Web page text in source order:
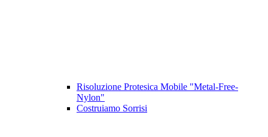
Risoluzione Protesica Mobile "Metal-Free-
Nylon"
Costruiamo Sorrisi